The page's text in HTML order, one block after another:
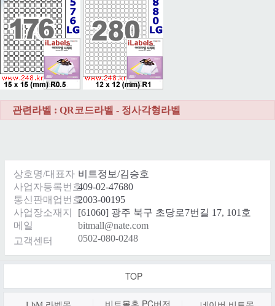
관련라벨 : QR코드라벨 - 정사각형라벨
상호명/대표자 비트정보/김승호
사업자등록번호409-02-47680
통신판매업번호2003-00195
사업장소재지
[61060] 광주 북구 초당로7번길 17, 101호
메일
bitmall@nate.com
고객센터
0502-080-0248
TOP
비트몰홈 PC